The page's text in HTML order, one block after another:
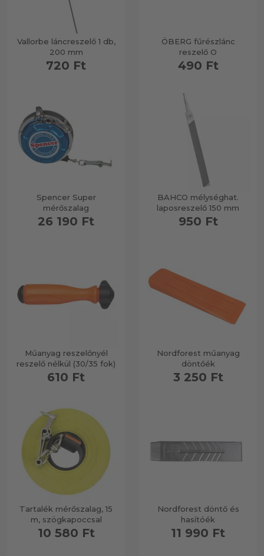
Mérőszalag
Döntőemelők
Rakodóhorog
Műhelyfelszerelés
Kanna & kiöntő
Vallorbe láncreszelő 1 db,
200 mm
720 Ft
ÖBERG fűrészlánc
reszelő O
490 Ft
Spencer Super
mérőszalag
26 190 Ft
BAHCO mélységhat.
laposreszelő 150 mm
950 Ft
Műanyag reszelőnyél
reszelő nélkül (30/35 fok)
610 Ft
Nordforest műanyag
döntőék
3 250 Ft
Tartalék mérőszalag, 15
m, szögkapoccsal
10 580 Ft
Nordforest döntő és
hasítóék
11 990 Ft